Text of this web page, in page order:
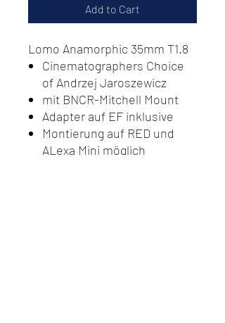
Add to Cart
Lomo Anamorphic 35mm T1.8
Cinematographers Choice
of Andrzej Jaroszewicz
mit BNCR-Mitchell Mount
Adapter auf EF inklusive
Montierung auf RED und
ALexa Mini möglich